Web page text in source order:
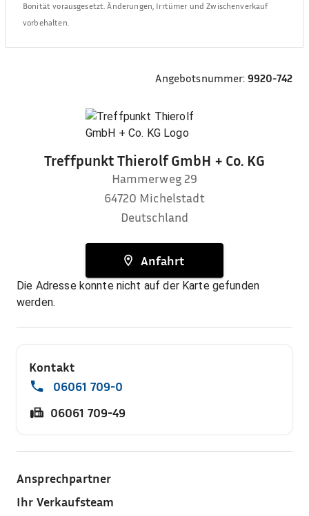
Bonität vorausgesetzt. Änderungen, Irrtümer und Zwischenverkauf
vorbehalten.
Angebotsnummer: 9920-742
Treffpunkt Thierolf GmbH + Co. KG
Hammerweg 29
64720 Michelstadt
Deutschland
Anfahrt
Die Adresse konnte nicht auf der Karte gefunden
werden.
Kontakt
06061 709-0
06061 709-49
Ansprechpartner
Ihr Verkaufsteam